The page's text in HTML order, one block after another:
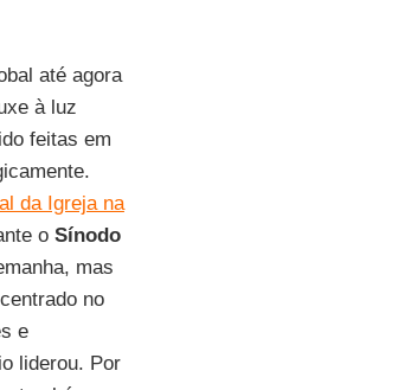
até agora
à luz
feitas em
da Igreja na
o Sínodo
mas
no
e
liderou. Por